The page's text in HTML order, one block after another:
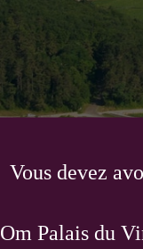
Vous devez
Om Palais du